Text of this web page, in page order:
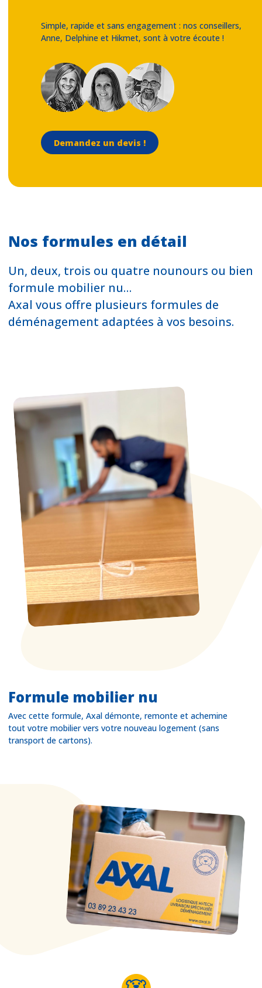
Simple, rapide et sans engagement : nos conseillers,
Anne, Delphine et Hikmet, sont à votre écoute !
Demandez un devis !
Nos formules en détail
Un, deux, trois ou quatre nounours ou bien
formule mobilier nu…
Axal vous offre plusieurs formules de
déménagement adaptées à vos besoins.
Formule mobilier nu
Avec cette formule, Axal démonte, remonte et achemine
tout votre mobilier vers votre nouveau logement (sans
transport de cartons).